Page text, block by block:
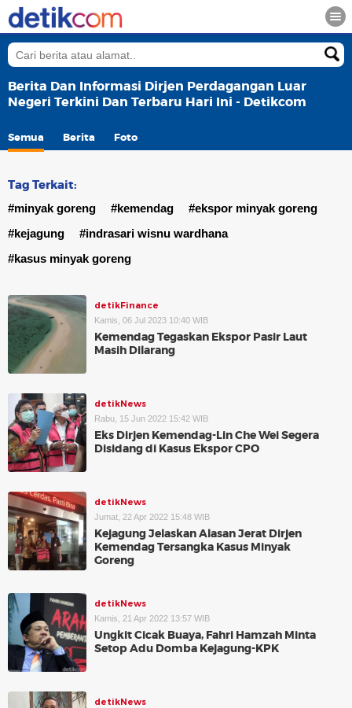
Berita Dan Informasi Dirjen Perdagangan Luar
Negeri Terkini Dan Terbaru Hari Ini - Detikcom
Semua Berita Foto
Tag Terkait:
#minyak goreng #kemendag
#ekspor minyak goreng
#kejagung
#indrasari wisnu wardhana
#kasus minyak goreng
detikFinance
Kamis, 06 Jul 2023 10:40 WIB
Kemendag Tegaskan Ekspor Pasir Laut
Masih Dilarang
detikNews
Rabu, 15 Jun 2022 15:42 WIB
Eks Dirjen Kemendag-Lin Che Wei Segera
Disidang di Kasus Ekspor CPO
detikNews
Jumat, 22 Apr 2022 15:48 WIB
Kejagung Jelaskan Alasan Jerat Dirjen
Kemendag Tersangka Kasus Minyak
Goreng
detikNews
Kamis, 21 Apr 2022 13:57 WIB
Ungkit Cicak Buaya, Fahri Hamzah Minta
Setop Adu Domba Kejagung-KPK
detikNews